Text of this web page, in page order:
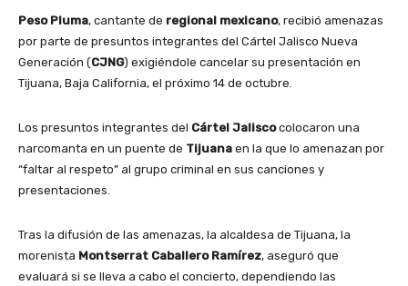
Peso Pluma, cantante de regional mexicano, recibió amenazas
por parte de presuntos integrantes del Cártel Jalisco Nueva
Generación (CJNG) exigiéndole cancelar su presentación en
Tijuana, Baja California, el próximo 14 de octubre.
Los presuntos integrantes del Cártel Jaliscocolocaron una
narcomanta en un puente de Tijuana en la que lo amenazan por
“faltar al respeto” al grupo criminal en sus canciones y
presentaciones.
Tras la difusión de las amenazas, la alcaldesa de Tijuana, la
morenista Montserrat Caballero Ramírez, aseguró que
evaluará si se lleva a cabo el concierto, dependiendo las